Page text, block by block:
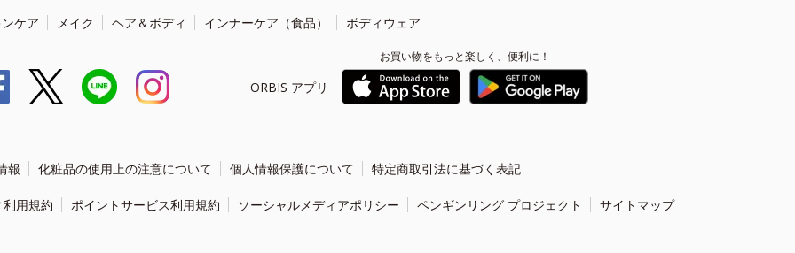
ケア メイク ヘア＆ボディ インナーケア（食品） ボディウェア
ORBIS アプリ
お買い物をもっと楽しく、便利に！
報 化粧品の使用上の注意について 個人情報保護について 特定商取引法に基づく表記
用規約 ポイントサービス利用規約 ソーシャルメディアポリシー ペンギンリング プロジェクト サイトマップ